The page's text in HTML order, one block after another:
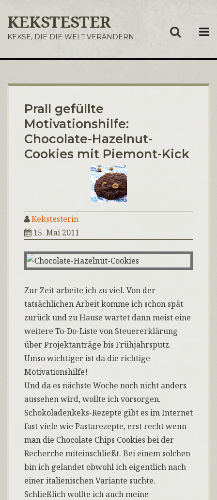
KEKSTESTER
KEKSE, DIE DIE WELT VERÄNDERN
Prall gefüllte
Motivationshilfe:
Chocolate-Hazelnut-
Cookies mit Piemont-Kick
Kekstesterin
15. Mai 2011
Zur Zeit arbeite ich zu viel. Von der
tatsächlichen Arbeit komme ich schon spät
zurück und zu Hause wartet dann meist eine
weitere To-Do-Liste von Steuererklärung
über Projektanträge bis Frühjahrsputz.
Umso wichtiger ist da die richtige
Motivationshilfe!
Und da es nächste Woche noch nicht anders
aussehen wird, wollte ich vorsorgen.
Schokoladenkeks-Rezepte gibt es im Internet
fast viele wie Pastarezepte, erst recht wenn
man die Chocolate Chips Cookies bei der
Recherche miteinschließt. Bei einem solchen
bin ich gelandet obwohl ich eigentlich nach
einer italienischen Variante suchte.
Schließlich wollte ich auch meine